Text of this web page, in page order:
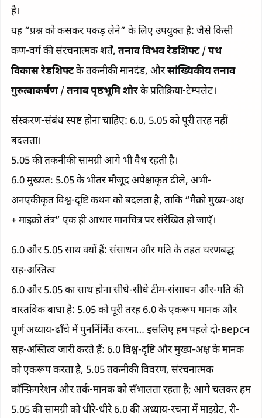
है।
यह “प्रश्न को कसकर पकड़ लेने” के लिए उपयुक्त है: जैसे किसी
कण-वर्ग की संरचनात्मक शर्तें, तनाव विभव रेडशिफ्ट/ पथ
विकास रेडशिफ्टके तकनीकी मानदंड, औरसांख्यिकीय तनाव
गुरुत्वाकर्षण / तनाव पृष्ठभूमि शोरके प्रतिक्रिया-टेम्पलेट।
संस्करण-संबंध स्पष्ट होना चाहिए: 6.0, 5.05 को पूरी तरह नहीं
बदलता।
5.05 की तकनीकी सामग्री आगे भी वैध रहती है।
6.0 मुख्यतः 5.05 के भीतर मौजूद अपेक्षाकृत ढीले, अभी-
अनएकीकृत विश्व-दृष्टि कथन को बदलता है, ताकि “मैक्रो मुख्य-अक्ष
+ माइक्रो तंत्र” एक ही आधार मानचित्र पर संरेखित हो जाएँ।
6.0 और 5.05 साथ क्यों हैं: संसाधन और गति के तहत चरणबद्ध
सह-अस्तित्व
6.0 और 5.05 का साथ होना सीधे-सीधे टीम-संसाधन और-गति की
वास्तविक बाधा है: 5.05 को पूरी तरह 6.0 के एकरूप मानक और
पूर्ण अध्याय-ढाँचे में पुनर्निर्मित करना… इसलिए हम पहले दो-версन
सह-अस्तित्व जारी करते हैं: 6.0 विश्व-दृष्टि और मुख्य-अक्ष के मानक
को एकरूप करता है, 5.05 तकनीकी विवरण, संरचनात्मक
कॉन्फ़िगरेशन और तर्क-मानक को सँभालता रहता है; आगे चलकर हम
5.05 की सामग्री को धीरे-धीरे 6.0 की अध्याय-रचना में माइग्रेट, री-